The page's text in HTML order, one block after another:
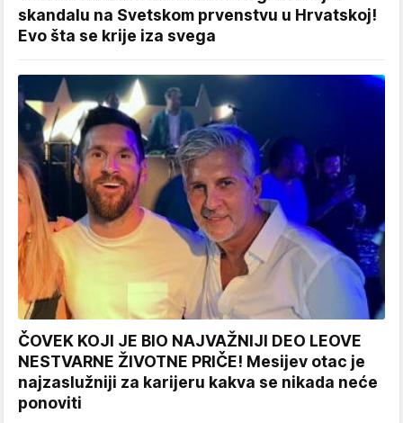
skandalu na Svetskom prvenstvu u Hrvatskoj!
Evo šta se krije iza svega
ČOVEK KOJI JE BIO NAJVAŽNIJI DEO LEOVE
NESTVARNE ŽIVOTNE PRIČE! Mesijev otac je
najzaslužniji za karijeru kakva se nikada neće
ponoviti